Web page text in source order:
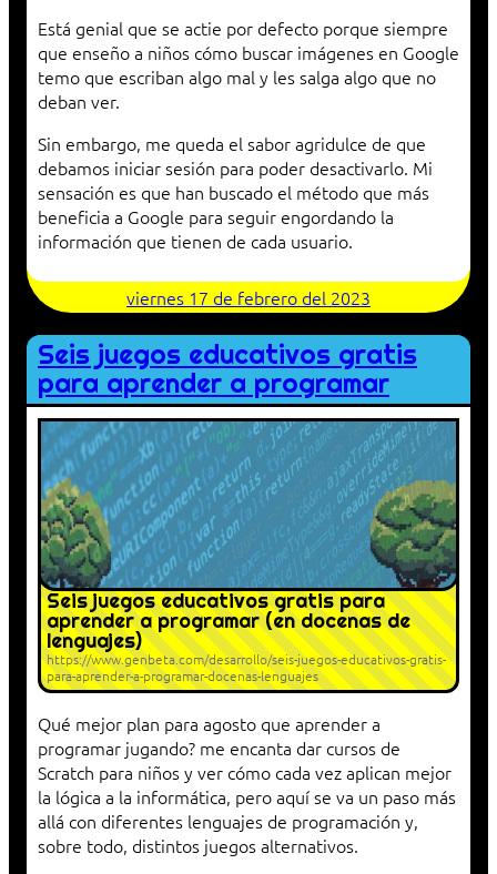
Está genial que se actie por defecto porque siempre
que enseño a niños cómo buscar imágenes en Google
temo que escriban algo mal y les salga algo que no
deban ver.
Sin embargo, me queda el sabor agridulce de que
debamos iniciar sesión para poder desactivarlo. Mi
sensación es que han buscado el método que más
beneficia a Google para seguir engordando la
información que tienen de cada usuario.
viernes 17 de febrero del 2023
Seis juegos educativos gratis
para aprender a programar
Seis juegos educativos gratis para
aprender a programar (en docenas de
lenguajes)
https://www.genbeta.com/desarrollo/seis-juegos-educativos-gratis-
para-aprender-a-programar-docenas-lenguajes
Qué mejor plan para agosto que aprender a
programar jugando? me encanta dar cursos de
Scratch para niños y ver cómo cada vez aplican mejor
la lógica a la informática, pero aquí se va un paso más
allá con diferentes lenguajes de programación y,
sobre todo, distintos juegos alternativos.